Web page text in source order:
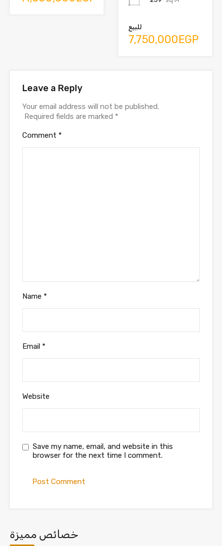
للبيع
7,750,000EGP
Leave a Reply
Your email address will not be published.
Required fields are marked *
Comment *
Name *
Email *
Website
Save my name, email, and website in this
browser for the next time I comment.
خصائص مميزة